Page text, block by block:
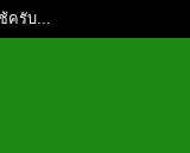
ครับ...